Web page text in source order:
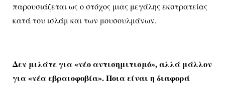
παρουσιάζεται ως ο στόχος μιας μεγάλης εκστρατείας
κατά του ισλάμ και των μουσουλμάνων.
Δεν μιλάτε για «νέο αντισημιτισμό», αλλά μάλλον
για «νέα εβραιοφοβία». Ποια είναι η διαφορά